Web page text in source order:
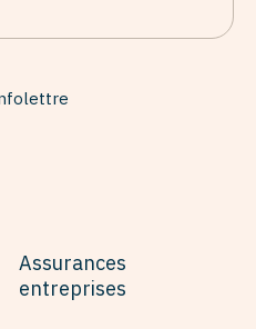
Assurances
entreprises